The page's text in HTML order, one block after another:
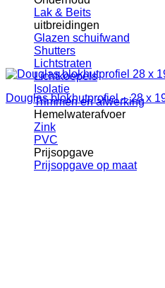
Lak & Beits
uitbreidingen
Glazen schuifwand
Shutters
Lichtstraten
Lichtkoepels
Isolatie
Trimmen en afwerking
Hemelwaterafvoer
Zink
PVC
Prijsopgave
Prijsopgave op maat
Douglas blokhutprofiel – 28 x